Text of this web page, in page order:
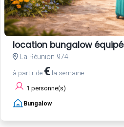
location bungalow équipé
La Réunion 974
à partir de € la semaine
1 personne(s)
Bungalow